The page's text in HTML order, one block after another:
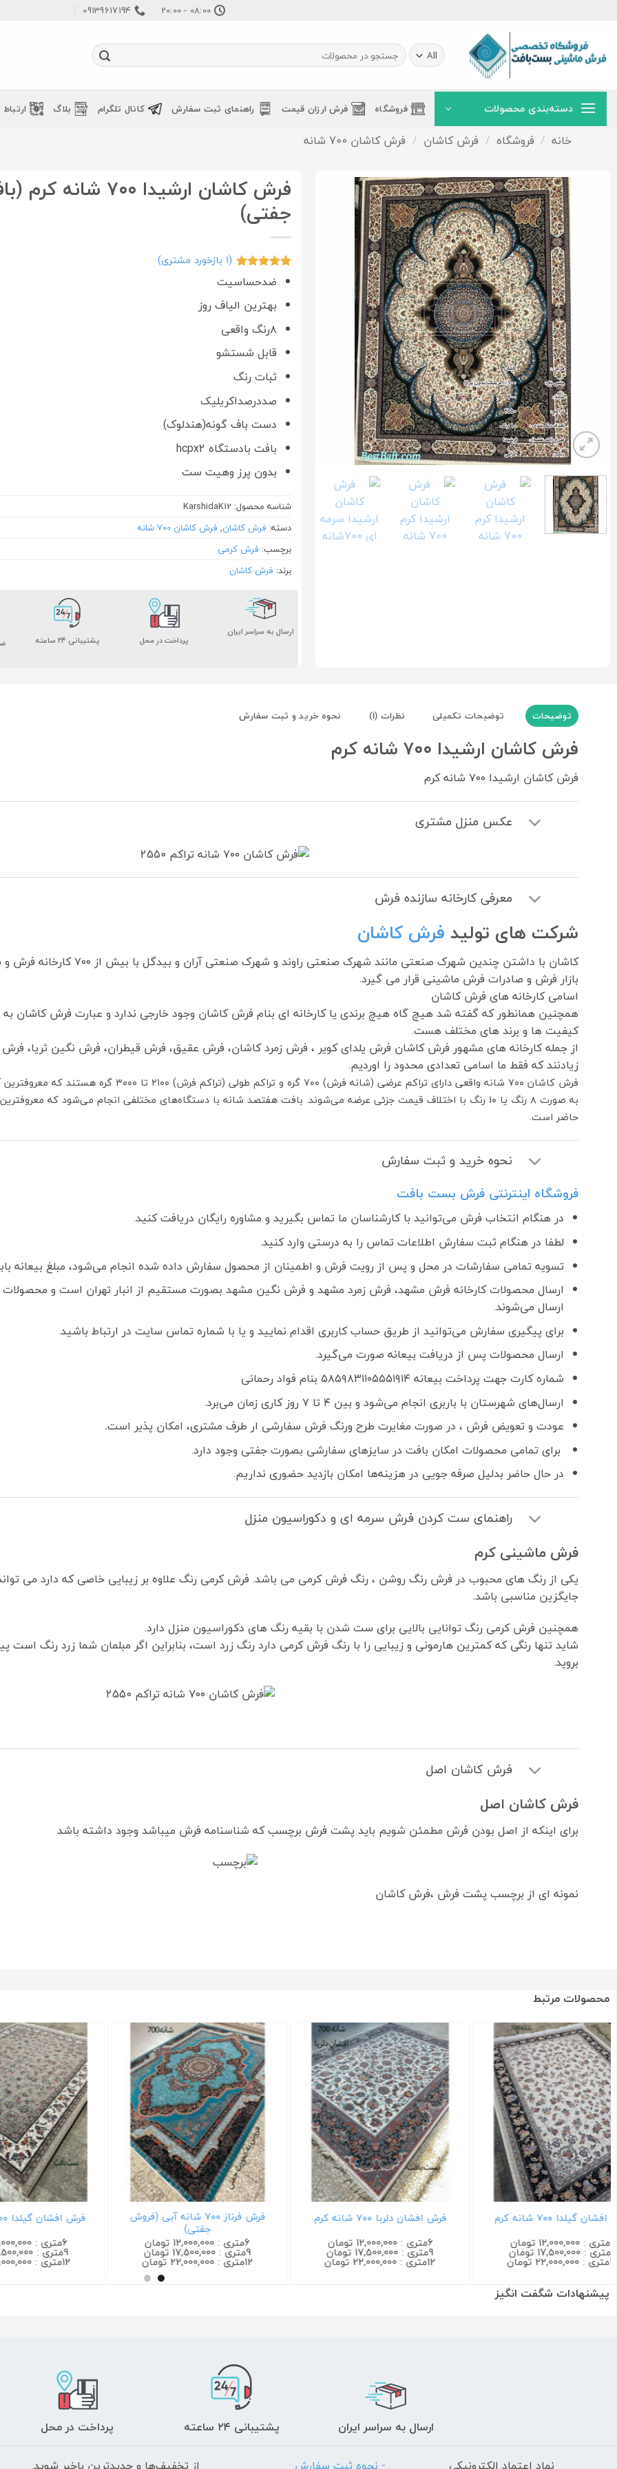
content
08:00 - 20:00
09139617194
جستجو
برای:
دسته‌بندی محصولات فروشگاه فرش ارزان قیمت راهنمای ثبت سفارش کانال تلگرام بلاگ
خانه / فروشگاه / فرش کاشان / فرش کاشان 700 شانه
فرش کاشان ارشیدا ۷۰۰ شانه
جفتی)
امتیازدهی1
مشتری
(
1 بازخورد مشتری)
ضدحساسیت
بهترین الیاف روز
۸رنگ واقعی
قابل شستشو
ثبات رنگ
صددرصداکریلیک
دست باف گونه(هندلوک)
بافت بادستگاه hcpx2
بدون پرز وهیت ست
شناسه محصول: KarshidaK12
دسته: فرش کاشان, فرش کاشان 700 شانه
برچسب: فرش کرمی
برند: فرش کاشان
ارسال به سراسر ایران
پرداخت در محل پشتیبانی ۲۴ ساعته
توضیحات توضیحات تکمیلی نظرات (1) نحوه خرید و ثبت سفارش
فرش کاشان ارشیدا ۷۰۰ شانه کرم
فرش کاشان ارشیدا ۷۰۰ شانه کرم
عکس منزل مشتری
معرفی کارخانه سازنده فرش
شرکت های تولید فرش کاشان
کاشان با داشتن چندین شهرک
بازار فرش و صادرات فرش ماشینی قرار می گیرد.
اسامی کارخانه های فرش کاشان
همچنین همانطور که گفته شد هیچ گاه هیچ برندی یا کارخانه ای بنام فرش کاشان وجود خارجی ندارد و عبارت فرش کاشان به
کیفیت ها و برند های مختلف هست.
از جمله کارخانه های مشهور فرش کاشان فرش یلدای کویر ، فرش زمرد کاشان، فرش عقیق، فرش قیطران، فرش نگین ثریا،
زیادنند که فقط ما اسامی تعدادی محدود را اوردیم.
حاضر است.
نحوه خرید و ثبت سفارش
فروشگاه اینترنتی فرش بست بافت
در هنگام انتخاب فرش می‌توانید با کارشناسان ما تماس بگیرید و مشاوره رایگان دریافت کنید.
لطفا در هنگام ثبت سفارش اطلاعات تماس را به درستی وارد کنید.
تسویه تمامی سفارشات در محل و پس از رویت فرش و اطمینان از محصول سفارش داده شده انجام می‌شود، مبلغ بیعانه بابت هر تخته
ارسال محصولات کارخانه فرش مشهد، فرش زمرد مشهد و فرش نگین مشهد بصورت مستقیم از انبار تهران است و محصولات
ارسال می‌شوند.
برای پیگیری سفارش می‌توانید از طریق حساب کاربری اقدام نمایید و یا با شماره تماس سایت در ارتباط باشید.
ارسال محصولات پس از دریافت بیعانه صورت می‌گیرد.
شماره کارت جهت پرداخت بیعانه ۵۸۵۹۸۳۱۱۰۵۵۵۱۹۱۴ بنام فواد رحمانی
ارسال‌های شهرستان با باربری انجام می‌شود و بین ۴ تا ۷ روز کاری زمان می‌برد.
عودت و تعویض فرش ، در صورت مغایرت طرح ورنگ فرش سفارشی ار طرف مشتری، امکان پذیر است.
برای تمامی محصولات امکان بافت در سایزهای سفارشی بصورت جفتی وجود دارد.
در حال حاضر بدلیل صرفه جویی در هزینه‌ها امکان بازدید حضوری نداریم.
راهنمای ست کردن فرش سرمه ای و دکوراسیون منزل
فرش ماشینی کرم
یکی از رنگ های محبوب در فرش رنگ روشن ، رنگ فرش کرمی می باشد. فرش کرمی رنگ علاوه بر زیبایی خاصی که دارد می
جایگزین مناسبی باشد.
همچنین فرش کرمی رنگ توانایی بالایی برای ست شدن با بقیه رنگ های دکوراسیون منزل دارد.
شاید تنها رنگی که کمترین هارمونی و زیبایی را با رنگ فرش کرمی دارد رنگ زرد است، بنابراین اگر مبلمان شما زرد رنگ
بروید.
فرش کاشان اصل
فرش کاشان اصل
برای اینکه از اصل بودن فرش مطمئن شویم باید پشت فرش برچسب که شناسنامه فرش میباشد وجود داشته باشد
نمونه ای از برچسب پشت فرش ،فرش کاشان
محصولات مرتبط
فرش فرناز ۷۰۰ شانه آبی (فروش
6متری : 12,000,000 تومان
9متری : 17,500,000 تومان
12متری : 22,000,000 تومان
فرش افشان گیلدا ۷۰۰ شانه فیلی
6متری : 12,000,000 تومان
9متری : 17,500,000 تومان
12متری : 22,000,000 تومان
فرش هیوا ۷۰۰ شانه لاکی
6متری : 12,000,000 تومان
9متری : 17,500,000 تومان
12متری : 22,000,000 تومان
6متری : 12,000,000 تومان
9متری : 17,500,000 تومان
12متری : 22,000,000 تومان
پیشنهادات شگفت انگیز
ارسال به سراسر ایران پشتیبانی ۲۴ ساعته پرداخت در محل